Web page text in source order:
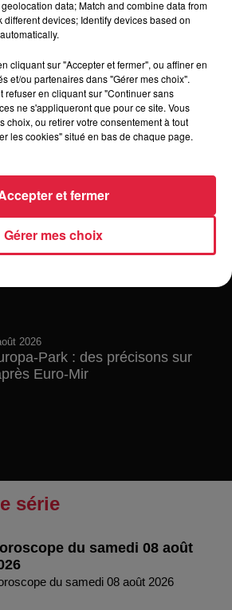
2026
antisémites à Strasbourg :
2026
zoo de Mulhouse : rencontre
2026
dernières infos sur la venue du
2026
Park : des précisons sur
Euro-Mir
série
du samedi 08 août
du samedi 08 août 2026
data; Match and combine data from
different devices; Identify devices based on
cliquant sur "Accepter et fermer", ou affiner en
et/ou partenaires dans "Gérer mes choix".
refuser en cliquant sur "Continuer sans
ne s'appliqueront que pour ce site. Vous
choix, ou retirer votre consentement à tout
les cookies" situé en bas de chaque page.
Gérer mes choix
et fermer